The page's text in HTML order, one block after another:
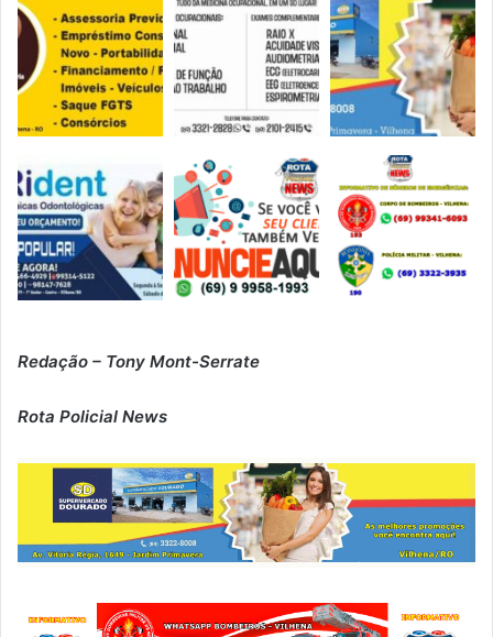
Redação – Tony Mont-Serrate
Rota Policial News